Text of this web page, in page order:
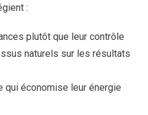
:
plutôt que leur contrôle
naturels sur les résultats
qui économise leur énergie